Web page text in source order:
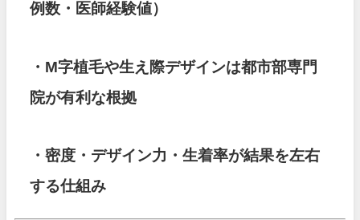
例数・医師経験値）
・M字植毛や生え際デザインは都市部専門
院が有利な根拠
・密度・デザイン力・生着率が結果を左右
する仕組み